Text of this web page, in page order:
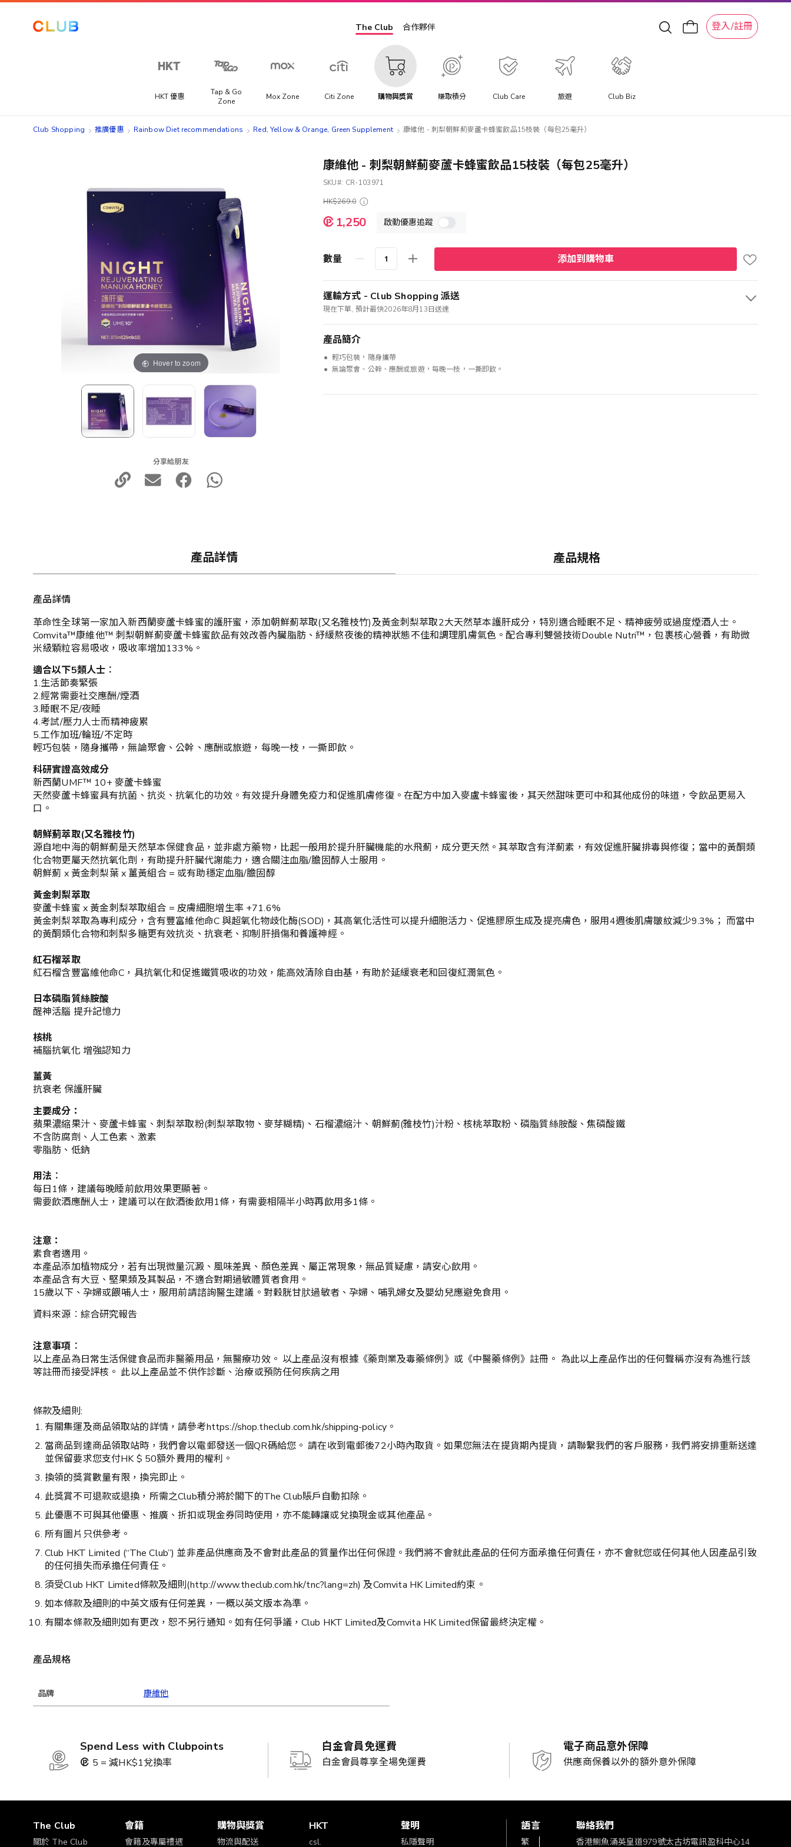
The Club 合作夥伴 登入/註冊
HKT 優惠
Tap & Go
Zone
Mox Zone Citi Zone 購物與獎賞 賺取積分 Club Care 旅遊 Club Biz
Club Shopping 推廣優惠 Rainbow Diet recommendations Red, Yellow & Orange, Green Supplement 康維他 - 刺梨朝鮮薊麥蘆卡蜂蜜飲品15枝裝（每包25毫升）
Hover to zoom
分享給朋友
康維他 - 刺梨朝鮮薊麥蘆卡蜂蜜飲品15枝裝（每包25毫升）
SKU
CR-103971
HK$269.0
特
殊
啟動優惠追蹤
1,250
數量 添加到購物車
運輸方式 - Club Shopping 派送
現在下單, 預計最快2026年8月13日送達
產品簡介
輕巧包裝，隨身攜帶
無論聚會、公幹、應酬或旅遊，每晚一枝，一撕即飲。
產品詳情 產品規格
產品詳情
革命性全球第一家加入新西蘭麥蘆卡蜂蜜的護肝蜜，添加朝鮮薊萃取(又名雅枝竹)及黃金刺梨萃取2大天然草本護肝成分，特別適合睡眠不足、精神疲勞或過度煙酒人士。
Comvita™康維他™ 刺梨朝鮮薊麥蘆卡蜂蜜飲品有效改善內臟脂肪、紓緩熬夜後的精神狀態不佳和調理肌膚氣色。配合專利雙營技術Double Nutri™，包裹核心營養，有助微
米級顆粒容易吸收，吸收率增加133%。
適合以下5類人士︰
1.生活節奏緊張
2.經常需要社交應酬/煙酒
3.睡眠不足/夜睡
4.考試/壓力人士而精神疲累
5.工作加班/輪班/不定時
輕巧包裝，隨身攜帶，無論聚會、公幹、應酬或旅遊，每晚一枝，一撕即飲。
科研實證高效成分
新西蘭UMF™ 10+ 麥蘆卡蜂蜜
天然麥蘆卡蜂蜜具有抗菌、抗炎、抗氧化的功效。有效提升身體免疫力和促進肌膚修復。在配方中加入麥盧卡蜂蜜後，其天然甜味更可中和其他成份的味道，令飲品更易入
口。
朝鮮薊萃取(又名雅枝竹)
源自地中海的朝鮮薊是天然草本保健食品，並非處方藥物，比起一般用於提升肝臟機能的水飛薊，成分更天然。其萃取含有洋薊素，有效促進肝臟排毒與修復；當中的黃酮類
化合物更屬天然抗氧化劑，有助提升肝臟代謝能力，適合關注血脂/膽固醇人士服用。
朝鮮薊 x 黃金刺梨葉 x 薑黃組合 = 或有助穩定血脂/膽固醇
黃金刺梨萃取
麥蘆卡蜂蜜 x 黃金刺梨萃取組合 = 皮膚細胞增生率 +71.6%
黃金刺梨萃取為專利成分，含有豐富維他命C 與超氧化物歧化酶(SOD)，其高氧化活性可以提升細胞活力、促進膠原生成及提亮膚色，服用4週後肌膚皺紋減少9.3%； 而當中
的黃酮類化合物和刺梨多糖更有效抗炎、抗衰老、抑制肝損傷和養護神經。
紅石榴萃取
紅石榴含豐富維他命C，具抗氧化和促進鐵質吸收的功效，能高效清除自由基，有助於延緩衰老和回復紅潤氣色。
日本磷脂質絲胺酸
醒神活腦 提升記憶力
核桃
補腦抗氧化 增強認知力
薑黃
抗衰老 保護肝臟
主要成分：
蘋果濃縮果汁、麥蘆卡蜂蜜、刺梨萃取粉(刺梨萃取物、麥芽糊精)、石榴濃縮汁、朝鮮薊(雅枝竹)汁粉、核桃萃取粉、磷脂質絲胺酸、焦磷酸鐵
不含防腐劑、人工色素、激素
零脂肪、低鈉
用法︰
每日1條，建議每晚睡前飲用效果更顯著。
需要飲酒應酬人士，建議可以在飲酒後飲用1條，有需要相隔半小時再飲用多1條。
注意：
素食者適用。
本產品添加植物成分，若有出現微量沉澱、風味差異、顏色差異、屬正常現象，無品質疑慮，請安心飲用。
本產品含有大豆、堅果類及其製品，不適合對期過敏體質者食用。
15歲以下、孕婦或餵哺人士，服用前請諮詢醫生建議。對穀胱甘肰過敏者、孕婦、哺乳婦女及嬰幼兒應避免食用。
資料來源︰綜合研究報告
注意事項︰
以上產品為日常生活保健食品而非醫藥用品，無醫療功效。 以上產品沒有根據《藥劑業及毒藥條例》或《中醫藥條例》註冊。 為此以上產品作出的任何聲稱亦沒有為進行該
等註冊而接受評核。 此以上產品並不供作診斷、治療或預防任何疾病之用
條款及細則:
有關集運及商品領取站的詳情，請參考https://shop.theclub.com.hk/shipping-policy。
當商品到達商品領取站時，我們會以電郵發送一個QR碼給您。 請在收到電郵後72小時內取貨。如果您無法在提貨期內提貨，請聯繫我們的客戶服務，我們將安排重新送達
並保留要求您支付HK $ 50額外費用的權利。
換領的獎賞數量有限，換完即止。
此獎賞不可退款或退換，所需之Club積分將於閣下的The Club賬戶自動扣除。
此優惠不可與其他優惠、推廣、折扣或現金券同時使用，亦不能轉讓或兌換現金或其他產品。
所有圖片只供參考。
Club HKT Limited (“The Club”) 並非產品供應商及不會對此產品的質量作出任何保證。我們將不會就此產品的任何方面承擔任何責任，亦不會就您或任何其他人因產品引致
的任何損失而承擔任何責任。
須受Club HKT Limited條款及細則(http://www.theclub.com.hk/tnc?lang=zh) 及Comvita HK Limited約束。
如本條款及細則的中英文版有任何差異，一概以英文版本為準。
有關本條款及細則如有更改，恕不另行通知。如有任何爭議，Club HKT Limited及Comvita HK Limited保留最終決定權。
產品規格
品牌 康維他
Spend Less with Clubpoints
5 = 減HK$1兌換率
白金會員免運費
白金會員尊享全場免運費
電子商品意外保障
供應商保養以外的額外意外保障
The Club
關於 The Club
會籍
會籍及專屬禮遇
購物與獎賞
物流與配送
HKT
csl.
聲明
私隱聲明
語言
繁
聯絡我們
香港鰂魚涌英皇道979號太古坊電訊盈科中心14